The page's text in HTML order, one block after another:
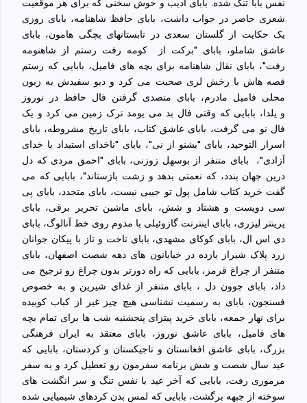
شعری حاضر در جواب داشت، بابای حافظ شاهنامه، بابای روزی
یک حکایت از گلستان سعدی در تابستانهای بچگی هامون، بابای
عاشق شاملو، بابای "برکت از
کومه رفت رستم از شاهنومه
رفت"، بابای نقال شاهنامه برای بچه های فامیل، بابایی که رستم
قصه هاش با رخش لری صحبت می کرد و دیو سفیدش به زبون
محلی فامیل مادرم، بابای متصدی گرفتن فال حافظ در نوروز
و یلدا، بابایی که وقتی فال بد می یومد ترک زمین می کرد و یک
فال نو می گرفت، بابای عاشق کتاب، بابای تاریخ مشروطه، بابای
اسرار التوحید، بابای "بشنو از نی"، بابای "ناخدای استبداد با خدای
آزادی"،
بابای متنفر از بوسهل زوزنی، بابای "احمق مردی که دل
درین جهان بندد، که نعمتی بدهد و زشت بازستاند"، بابایی که می
گفت خرید کتاب شامل پول تو جیبی نیست، بابای متجدد، بابای پی
سی دویست و هشتاد و شش، بابای ماشین تحریر برقی، بابای
پرینتر لیزری، بابای اینترنت گازوئیلی با مدوم روی خط آنالوگ، بابای
دی اس ال، بابای کوکای مشهدی، بابای تاخت و تاز با پیکان جوانان
زرد پلاک شیراز یازده در خیابانون های دهه شصت اصفهان، بابای
متنفر از چراغ قرمز، بابایی که راه دورتر بدون چراغ رو ترجیح می
داد، بابای جوون دل ، بابای متنفر از غذای شیرین و به خصوص
فسنجون، بابای به رسمیت نشناسی هیچ چیز غیر از کباب کوبیده
برای نهار جمعه، بابای خرید پیتزای پنجشنبه شب ها برای تمام بچه
های فامیل، بابای عاشق نوروز، بابای معتقد به ایران فرهنگی
بزرگ، بابای عاشق افغانستان و تاجیکستان و کردستان، بابایی که
عید سال شصت و شش برنامه سفرمون رو تعطیل کرد و به سفر
مرموزی رفت، بابایی که آخر عید با نفس تنگ و سر انگشت های
سوخته از جبهه برگشت، بابایی که لمس بدن کردهای شیمیایی شده